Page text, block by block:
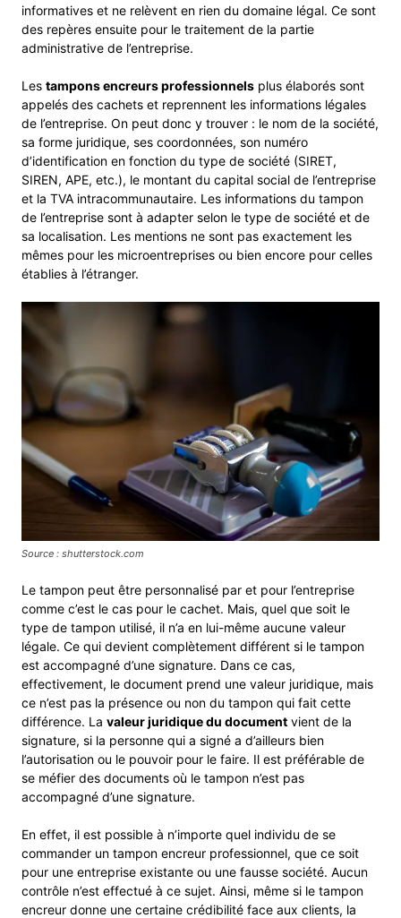
informatives et ne relèvent en rien du domaine légal. Ce sont
des repères ensuite pour le traitement de la partie
administrative de l’entreprise.
Les tampons encreurs professionnels plus élaborés sont
appelés des cachets et reprennent les informations légales
de l’entreprise. On peut donc y trouver : le nom de la société,
sa forme juridique, ses coordonnées, son numéro
d’identification en fonction du type de société (SIRET,
SIREN, APE, etc.), le montant du capital social de l’entreprise
et la TVA intracommunautaire. Les informations du tampon
de l’entreprise sont à adapter selon le type de société et de
sa localisation. Les mentions ne sont pas exactement les
mêmes pour les microentreprises ou bien encore pour celles
établies à l’étranger.
Source : shutterstock.com
Le tampon peut être personnalisé par et pour l’entreprise
comme c’est le cas pour le cachet. Mais, quel que soit le
type de tampon utilisé, il n’a en lui-même aucune valeur
légale. Ce qui devient complètement différent si le tampon
est accompagné d’une signature. Dans ce cas,
effectivement, le document prend une valeur juridique, mais
ce n’est pas la présence ou non du tampon qui fait cette
différence. La valeur juridique du document vient de la
signature, si la personne qui a signé a d’ailleurs bien
l’autorisation ou le pouvoir pour le faire. Il est préférable de
se méfier des documents où le tampon n’est pas
accompagné d’une signature.
En effet, il est possible à n’importe quel individu de se
commander un tampon encreur professionnel, que ce soit
pour une entreprise existante ou une fausse société. Aucun
contrôle n’est effectué à ce sujet. Ainsi, même si le tampon
encreur donne une certaine crédibilité face aux clients, la